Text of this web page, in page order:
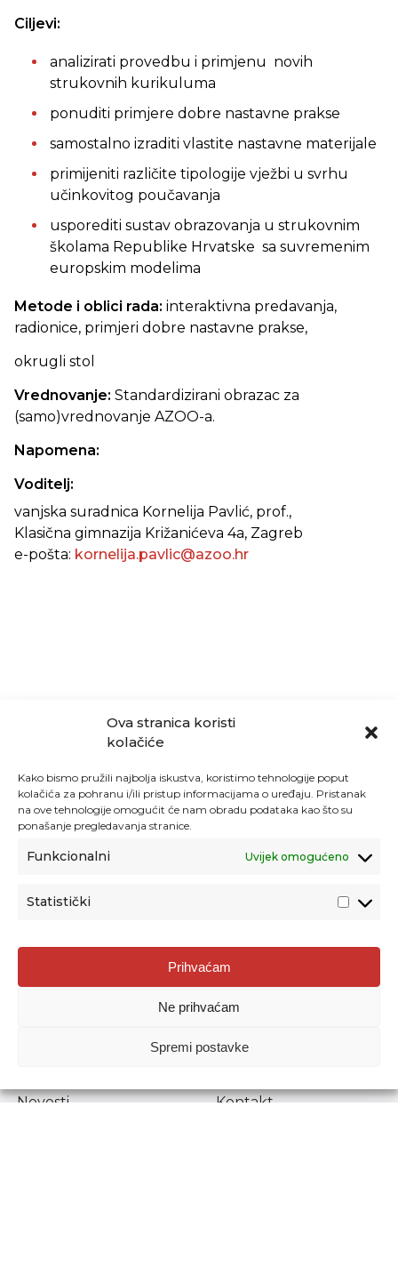
Ova stranica koristi
kolačiće
Kako bismo pružili najbolja iskustva, koristimo tehnologije poput
kolačića za pohranu i/ili pristup informacijama o uređaju. Pristanak
na ove tehnologije omogućit će nam obradu podataka kao što su
ponašanje pregledavanja stranice.
Funkcionalni Uvijek omogućeno
Statistički
Prihvaćam
Ne prihvaćam
Spremi postavke
Ciljevi:
analizirati provedbu i primjenu novih
strukovnih kurikuluma
ponuditi primjere dobre nastavne prakse
samostalno izraditi vlastite nastavne materijale
primijeniti različite tipologije vježbi u svrhu
učinkovitog poučavanja
usporediti sustav obrazovanja u strukovnim
školama Republike Hrvatske sa suvremenim
europskim modelima
Metode i oblici rada: interaktivna predavanja,
radionice, primjeri dobre nastavne prakse,
okrugli stol
Vrednovanje: Standardizirani obrazac za
(samo)vrednovanje AZOO-a.
Napomena:
Voditelj:
vanjska suradnica Kornelija Pavlić, prof.,
Klasična gimnazija Križanićeva 4a, Zagreb
e-pošta: kornelija.pavlic@azoo.hr
Agencija za odgoj i obrazovanje
Donje Svetice 38, 10000 Zagreb
1778129
Prenošenje sadržaja dopušteno je uz navođenje izvora.
Novosti
Kontakt